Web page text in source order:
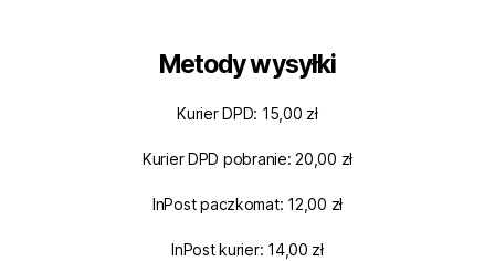
Metody wysyłki
Kurier DPD: 15,00 zł
Kurier DPD pobranie: 20,00 zł
InPost paczkomat: 12,00 zł
InPost kurier: 14,00 zł